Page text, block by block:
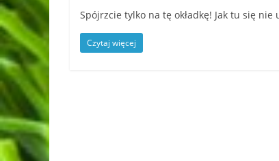
Spójrzcie tylko na tę okładkę! Jak tu się
Czytaj więcej